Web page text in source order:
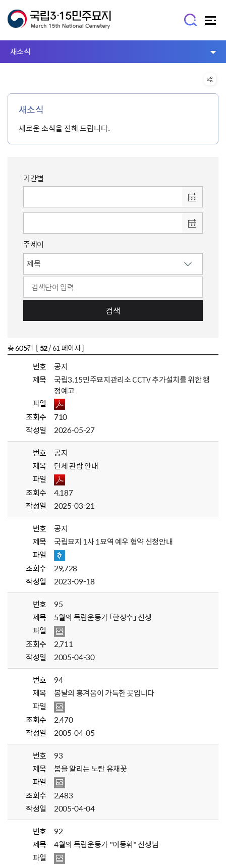
새소식
새소식
새로운 소식을 전해 드립니다.
기간별
주제어
검색
총605건 [52/ 61 페이지 ]
번호
공지
제목
국립3.15민주묘지관리소 CCTV 추가설치를 위한 행
정예고
파일
조회수
710
작성일
2026-05-27
번호
공지
제목
단체 관람 안내
파일
조회수
4,187
작성일
2025-03-21
번호
공지
제목
국립묘지 1사 1묘역 예우 협약 신청안내
파일
조회수
29,728
작성일
2023-09-18
번호
95
제목
5월의 독립운동가 「한성수」 선생
파일
조회수
2,711
작성일
2005-04-30
번호
94
제목
봄날의 흥겨움이 가득한 곳입니다
파일
조회수
2,470
작성일
2005-04-05
번호
93
제목
봄을 알리는 노란 유채꽃
파일
조회수
2,483
작성일
2005-04-04
번호
92
제목
4월의 독립운동가 "이동휘" 선생님
파일